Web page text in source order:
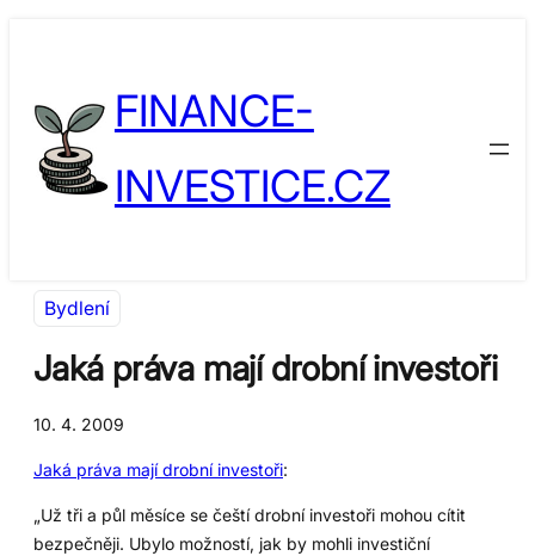
FINANCE-
INVESTICE.CZ
Bydlení
Jaká práva mají drobní investoři
10. 4. 2009
Jaká práva mají drobní investoři:
„Už tři a půl měsíce se čeští drobní investoři mohou cítit
bezpečněji. Ubylo možností, jak by mohli investiční